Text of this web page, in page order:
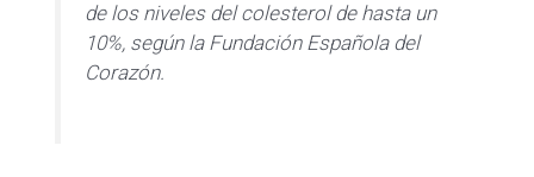
de los niveles del colesterol de hasta un
10%, según la Fundación Española del
Corazón.